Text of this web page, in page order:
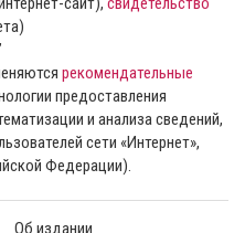
рекомендательные
предоставления
и анализа сведений,
сети «Интернет»,
Федерации).
Об издании